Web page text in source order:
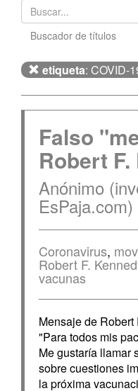
Buscador de títulos
etiqueta: COVID-
Falso
Robert
Anónimo
EsPaja.com)
Coronavirus,
Robert F.
vacunas
Mensaje de Robert
"Para todos mis
Me gustaría llamar
sobre cuestiones
la próxima